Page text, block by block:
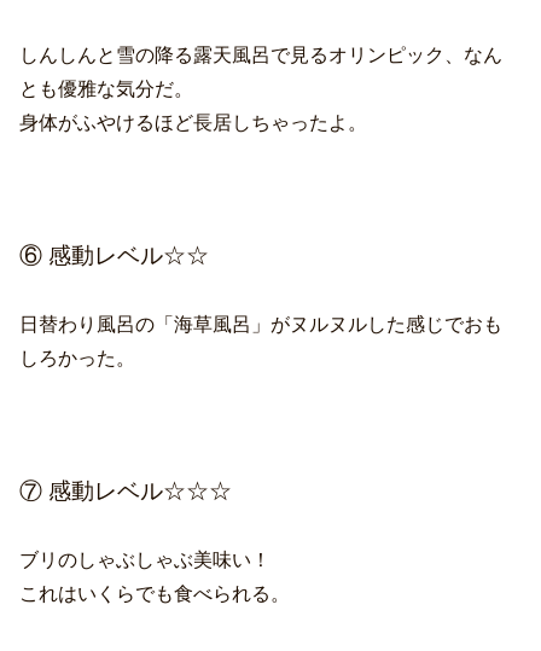
しんしんと雪の降る露天風呂で見るオリンピック、なん
とも優雅な気分だ。
身体がふやけるほど長居しちゃったよ。
⑥ 感動レベル☆☆
日替わり風呂の「海草風呂」がヌルヌルした感じでおも
しろかった。
⑦ 感動レベル☆☆☆
ブリのしゃぶしゃぶ美味い！
これはいくらでも食べられる。